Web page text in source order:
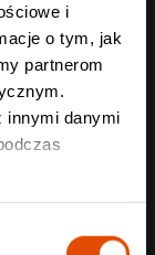
i
o tym, jak
partnerom
innymi danymi